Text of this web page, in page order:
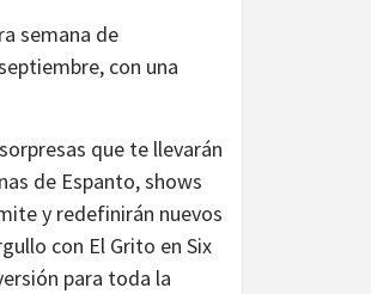
semana de
con una
que te llevarán
de Espanto, shows
y redefinirán nuevos
con El Grito en Six
para toda la